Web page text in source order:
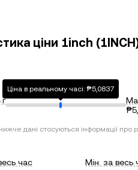
ціни 1inch
г
Ціна в реальному часі: ₱5,0837
дані стосуються інформації про
час
Мін. за весь